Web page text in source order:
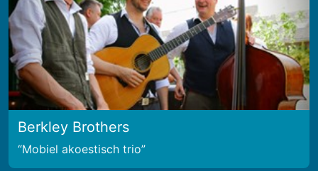
Berkley Brothers
Mobiel akoestisch trio